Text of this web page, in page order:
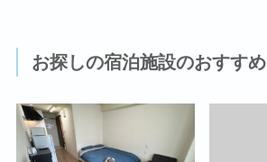
お探しの宿泊施設のおすすめ